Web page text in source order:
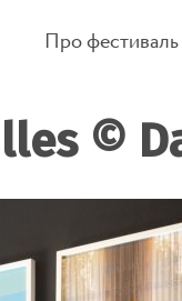
Про фестиваль
©